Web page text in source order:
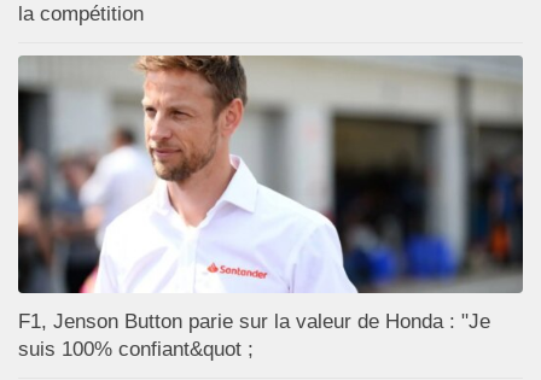
la compétition
F1, Jenson Button parie sur la valeur de Honda : "Je
suis 100% confiant&quot ;